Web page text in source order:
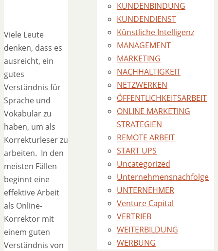
Viele Leute
denken, dass es
ausreicht, ein
gutes
Verständnis für
Sprache und
Vokabular zu
haben, um als
Korrekturleser zu
arbeiten. In den
meisten Fällen
beginnt eine
effektive Arbeit
als Online-
Korrektor mit
einem guten
Verständnis von
KUNDENBINDUNG
KUNDENDIENST
Künstliche Intelligenz
MANAGEMENT
MARKETING
NACHHALTIGKEIT
NETZWERKEN
ÖFFENTLICHKEITSARBEIT
ONLINE MARKETING
STRATEGIEN
REMOTE ARBEIT
START UPS
Uncategorized
Unternehmensnachfolge
UNTERNEHMER
Venture Capital
VERTRIEB
WEITERBILDUNG
WERBUNG